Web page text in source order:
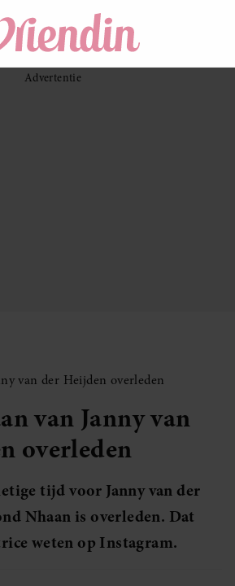
van der Heijden overleden
van Janny van
overleden
tijd voor Janny van der
Nhaan is overleden. Dat
weten op Instagram.